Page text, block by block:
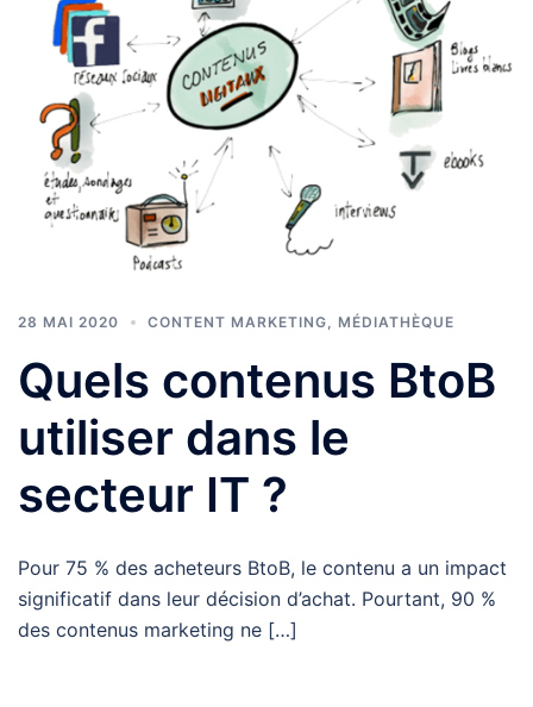
28 MAI 2020 CONTENT MARKETING MÉDIATHÈQUE
Quels contenus BtoB
utiliser dans le
secteur IT ?
Pour 75 % des acheteurs BtoB, le contenu a un impact
significatif dans leur décision d’achat. Pourtant, 90 %
des contenus marketing ne […]